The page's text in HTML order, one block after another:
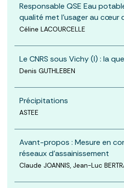
Responsable QSE Eau
qualité met l'usager au cœur
Céline LACOURCELLE
Le CNRS sous Vichy (I) : la
Denis GUTHLEBEN
Précipitations
ASTEE
Avant-propos : Mesure en
réseaux d’assainissement
Claude JOANNIS, Jean-Luc